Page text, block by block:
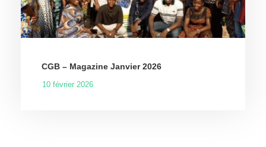
CGB – Magazine Janvier 2026
10 février 2026